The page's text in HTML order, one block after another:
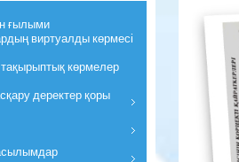
ғылыми
виртуалды көрмесі
көрмелер
деректер қоры